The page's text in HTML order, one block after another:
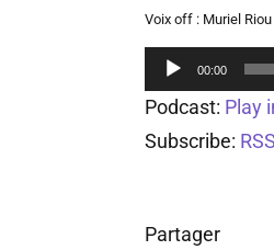
Voix off : Muriel Riou
Lecteur
audio
00:00
Podcast: Play
Subscribe: RSS
Partager